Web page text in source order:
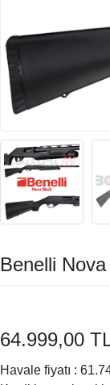
Benelli
64.999,00
Havale fiyatı :